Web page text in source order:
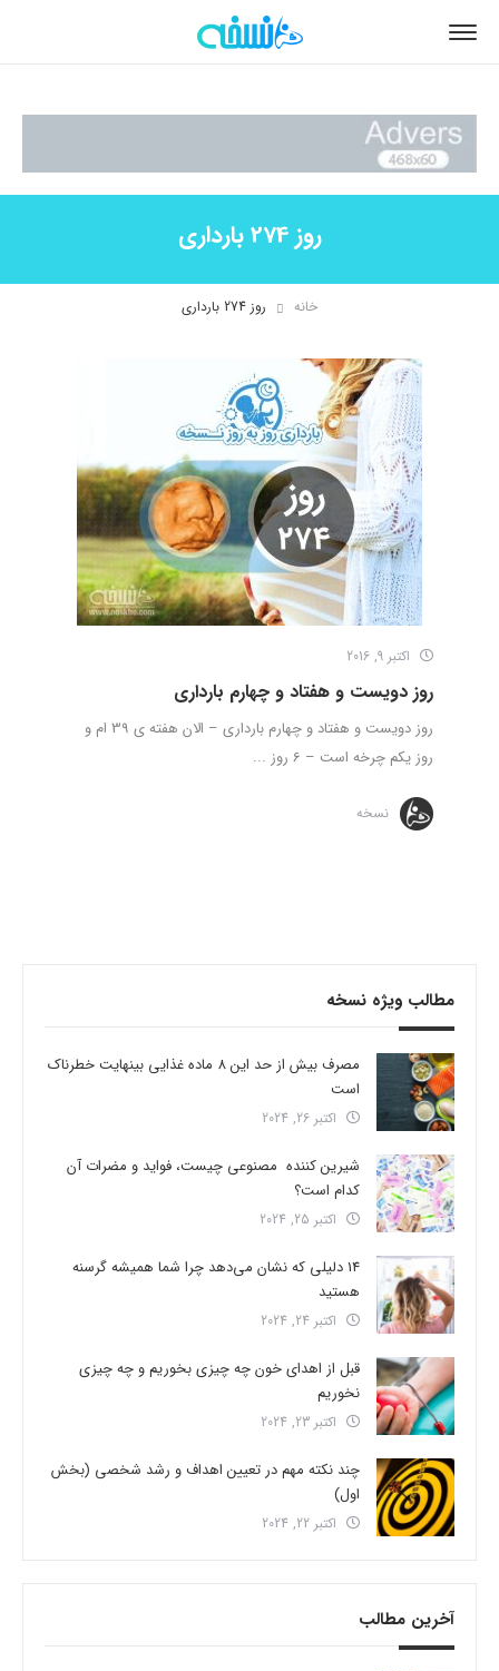
روز 274 بارداری
خانه روز 274 بارداری
اکتبر 9, 2016
روز دویست و هفتاد و چهارم بارداری
روز دویست و هفتاد و چهارم بارداری – الان هفته ی 39 ام و
روز یکم چرخه است – 6 روز ...
نسخه
مطالب ویژه نسخه
مصرف بیش از حد این 8 ماده غذایی بینهایت خطرناک
است
اکتبر 26, 2024
شیرین کننده مصنوعی چیست، فواید و مضرات آن
کدام است؟
اکتبر 25, 2024
14 دلیلی که نشان می‌دهد چرا شما همیشه گرسنه
هستید
اکتبر 24, 2024
قبل از اهدای خون چه چیزی بخوریم و چه چیزی
نخوریم
اکتبر 23, 2024
چند نکته مهم در تعیین اهداف و رشد شخصی (بخش
اول)
اکتبر 22, 2024
آخرین مطالب